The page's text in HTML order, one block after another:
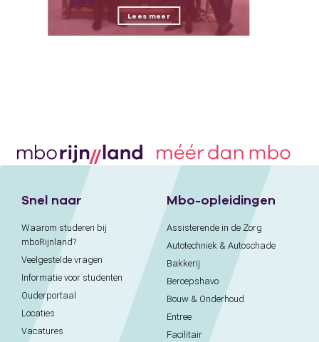
Lees meer
Snel naar
Waarom studeren bij
mboRijnland?
Veelgestelde vragen
Informatie voor studenten
Ouderportaal
Locaties
Vacatures
Mbo-opleidingen
Assisterende in de Zorg
Autotechniek & Autoschade
Bakkerij
Beroepshavo
Bouw & Onderhoud
Entree
Facilitair